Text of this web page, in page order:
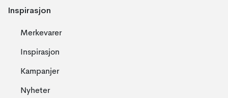
Inspirasjon
Merkevarer
Inspirasjon
Kampanjer
Nyheter